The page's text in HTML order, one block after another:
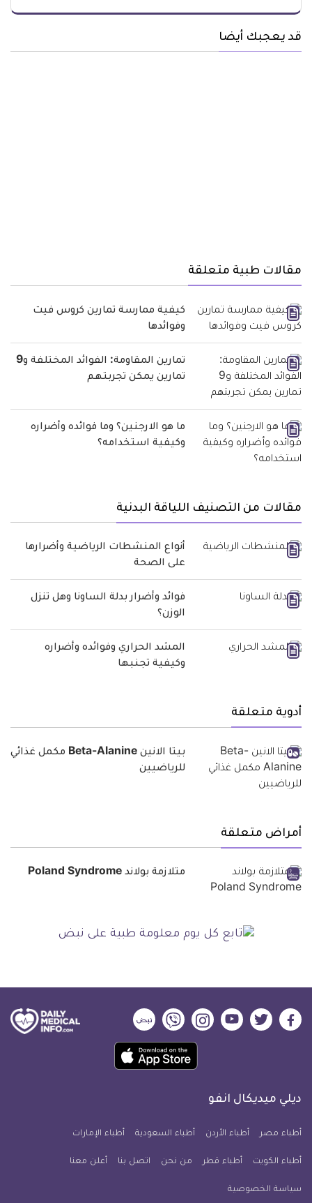
قد يعجبك أيضا
مقالات طبية متعلقة
كيفية ممارسة تمارين كروس فيت
وفوائدها
تمارين المقاومة: الفوائد المختلفة و9
تمارين يمكن تجربتهم
ما هو الارجنين؟ وما فوائده وأضراره
وكيفية استخدامه؟
مقالات من التصنيف اللياقة البدنية
أنواع المنشطات الرياضية وأضرارها
على الصحة
فوائد وأضرار بدلة الساونا وهل تنزل
الوزن؟
المشد الحراري وفوائده وأضراره
وكيفية تجنبها
أدوية متعلقة
بيتا الانين Beta-Alanine مكمل غذائي
للرياضيين
أمراض متعلقة
متلازمة بولاند Poland Syndrome
ديلي
فيسبوك
ديلي
تويتر
ديلي
ميديكال
يوتيوب
ديلي
ميديكال
انفو
ديلي
ميديكال
انفو
ديلي
ميديكال
انفو
حمل
تطبيق
معلومة
للآيفون
ديلي ميديكال انفو
أطباء مصر أطباء الأردن أطباء السعودية أطباء الإمارات
أطباء الكويت أطباء قطر من نحن اتصل بنا أعلن معنا
سياسة الخصوصية